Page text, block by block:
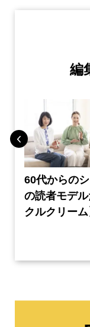
編
60代からの
の読者モデ
クルクリー